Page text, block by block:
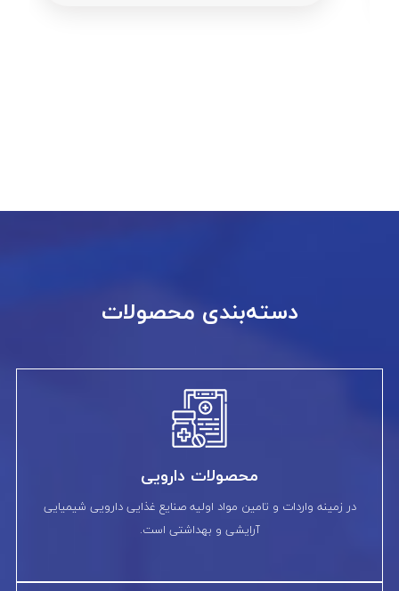
دسته‌بندی محصولات
محصولات دارویی
در زمینه واردات و تامین مواد اولیه صنایع غذایی دارویی شیمیایی
آرایشی و بهداشتی است.